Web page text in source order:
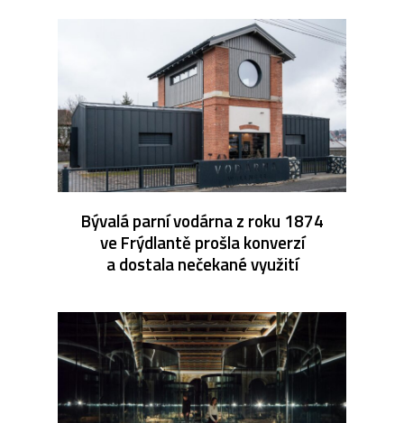
Bývalá parní vodárna z roku 1874
ve Frýdlantě prošla konverzí
a dostala nečekané využití